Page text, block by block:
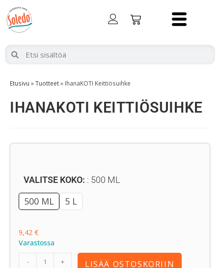
Etusivu »Tuotteet» IhanaKOTI Keittiösuihke
IHANAKOTI KEITTIÖSUIHKE
VALITSE KOKO: 500 ML
500 ML 5 L
9,42 €
Varastossa
- + LISÄÄ OSTOSKORIIN